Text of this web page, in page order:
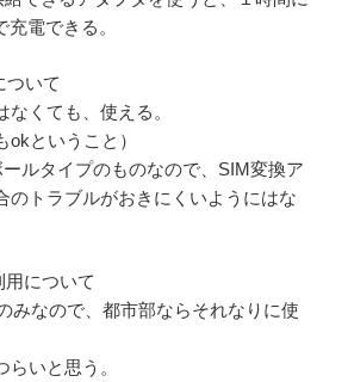
電できる。
ついて
くても、使える。
okということ）
ルタイプのものなので、SIM変換ア
のトラブルがおきにくいようにはな
用について
みなので、都市部ならそれなりに使
いと思う。